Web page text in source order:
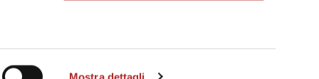
Mostra dettagli
Bluedog
Web Agency Milano